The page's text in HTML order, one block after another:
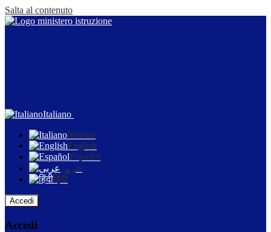
Salta al contenuto
Italiano
Italiano
English
Español
عربى
हिंदी
Accedi
Accedi